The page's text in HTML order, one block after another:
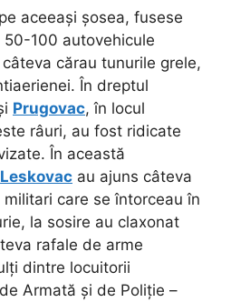
aceeași șosea, fusese
100 autovehicule
cărau tunurile grele,
În dreptul
Prugovac, în locul
râuri, au fost ridicate
În această
Leskovac au ajuns câteva
care se întorceau în
la sosire au claxonat
rafale de arme
dintre locuitorii
Armată și de Poliție –